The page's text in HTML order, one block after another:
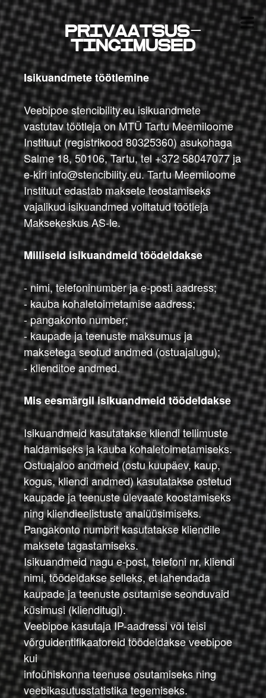
Privaatsus-
tingimused
Isikuandmete töötlemine
Veebipoe stencibility.eu isikuandmete
vastutav töötleja on MTÜ Tartu Meemiloome
Instituut (registrikood 80325360) asukohaga
Salme 18, 50106, Tartu, tel +372 58047077 ja
e-kiri info@stencibility.eu. Tartu Meemiloome
Instituut edastab maksete teostamiseks
vajalikud isikuandmed volitatud töötleja
Maksekeskus AS-le.
Milliseid isikuandmeid töödeldakse
- nimi, telefoninumber ja e-posti aadress;
- kauba kohaletoimetamise aadress;
- pangakonto number;
- kaupade ja teenuste maksumus ja
maksetega seotud andmed (ostuajalugu);
- klienditoe andmed.
Mis eesmärgil isikuandmeid töödeldakse
Isikuandmeid kasutatakse kliendi tellimuste
haldamiseks ja kauba kohaletoimetamiseks.
Ostuajaloo andmeid (ostu kuupäev, kaup,
kogus, kliendi andmed) kasutatakse ostetud
kaupade ja teenuste ülevaate koostamiseks
ning kliendieelistuste analüüsimiseks.
Pangakonto numbrit kasutatakse kliendile
maksete tagastamiseks.
Isikuandmeid nagu e-post, telefoni nr, kliendi
nimi, töödeldakse selleks, et lahendada
kaupade ja teenuste osutamise seonduvaid
küsimusi (klienditugi).
Veebipoe kasutaja IP-aadressi või teisi
võrguidentifikaatoreid töödeldakse veebipoe
kui
infoühiskonna teenuse osutamiseks ning
veebikasutusstatistika tegemiseks.